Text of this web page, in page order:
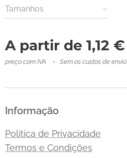
Tamanhos
A partir de 1,12 €
preço com IVA Sem os custos de envio
Informação
Política de Privacidade
Termos e Condições